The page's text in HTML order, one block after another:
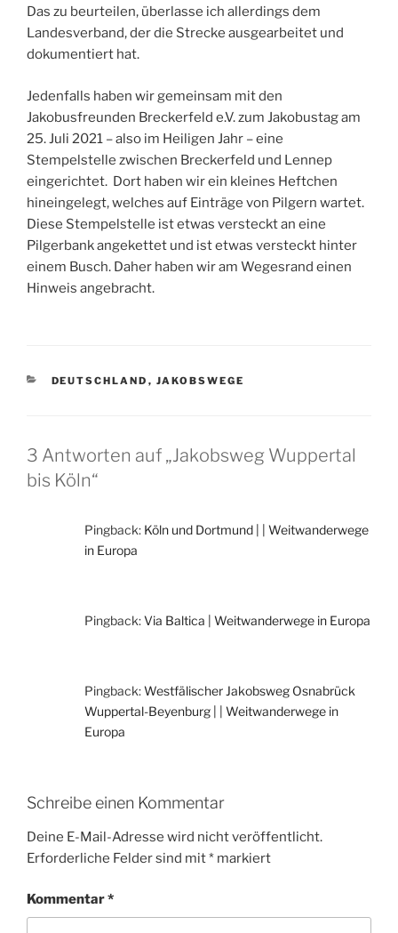
Das zu beurteilen, überlasse ich allerdings dem
Landesverband, der die Strecke ausgearbeitet und
dokumentiert hat.
Jedenfalls haben wir gemeinsam mit den
Jakobusfreunden Breckerfeld e.V. zum Jakobustag am
25. Juli 2021 – also im Heiligen Jahr – eine
Stempelstelle zwischen Breckerfeld und Lennep
eingerichtet. Dort haben wir ein kleines Heftchen
hineingelegt, welches auf Einträge von Pilgern wartet.
Diese Stempelstelle ist etwas versteckt an eine
Pilgerbank angekettet und ist etwas versteckt hinter
einem Busch. Daher haben wir am Wegesrand einen
Hinweis angebracht.
KATEGORIEN
DEUTSCHLAND , JAKOBSWEGE
3 Antworten auf „Jakobsweg Wuppertal
bis Köln“
Pingback: Köln und Dortmund | | Weitwanderwege
in Europa
Pingback:Via Baltica | Weitwanderwege in Europa
Pingback:Westfälischer Jakobsweg Osnabrück
Wuppertal-Beyenburg | | Weitwanderwege in
Europa
Schreibe einen Kommentar
Deine E-Mail-Adresse wird nicht veröffentlicht.
Erforderliche Felder sind mit* markiert
Kommentar*